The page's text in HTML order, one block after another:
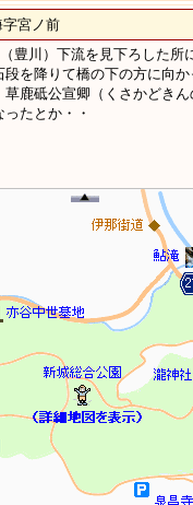
宮ノ前
豊川）下流を見下ろした
を降りて橋の下の方に向
鹿砥公宣卿（くさかどき
たとか・・